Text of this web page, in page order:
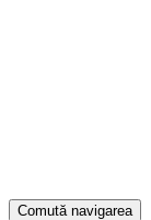
Comută navigarea